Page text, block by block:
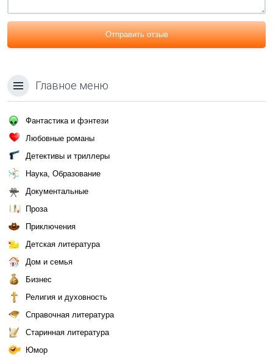
Отправить отзыв
Главное меню
Фантастика и фэнтези
Любовные романы
Детективы и триллеры
Наука, Образование
Документальные
Проза
Приключения
Детская литература
Дом и семья
Бизнес
Религия и духовность
Справочная литература
Старинная литература
Юмор